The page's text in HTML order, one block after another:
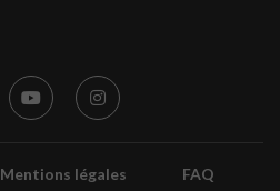
Mentions légales FAQ